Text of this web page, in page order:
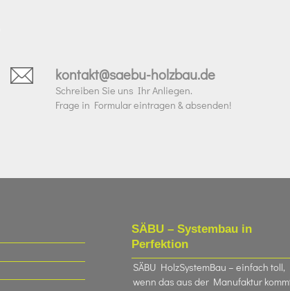
kontakt@saebu-holzbau.de
Schreiben Sie uns Ihr Anliegen.
Frage in Formular eintragen & absenden!
SÄBU – Systembau in
Perfektion
SÄBU HolzSystemBau – einfach toll,
wenn das aus der Manufaktur kommt